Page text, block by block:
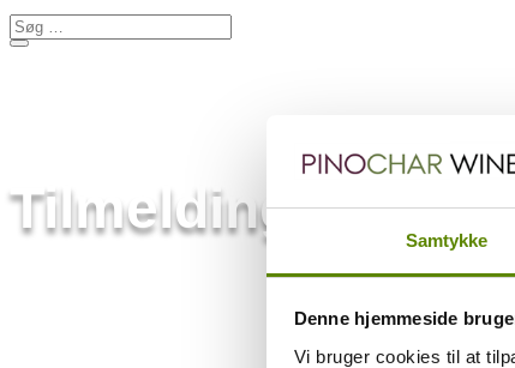
Samtykke
Denne hjemmeside
Vi bruger cookies til at
Tilmelding til